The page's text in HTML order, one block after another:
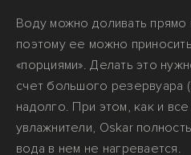
Воду можно доливать
поэтому ее можно
«порциями». Делать это
счет большого резервуара
надолго. При этом, как и
увлажнители, Oskar
вода в нем не нагревается.